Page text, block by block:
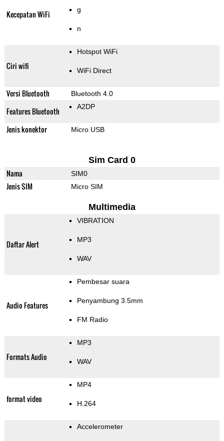
Kecepatan WiFi g
n
Ciri wifi
Hotspot WiFi
WiFi Direct
Versi Bluetooth Bluetooth 4.0
Features Bluetooth A2DP
Jenis konektor Micro USB
Sim Card 0
Nama SIM0
Jenis SIM Micro SIM
Multimedia
Daftar Alert
VIBRATION
MP3
WAV
Audio Features
Pembesar suara
Penyambung 3.5mm
FM Radio
Formats Audio
MP3
WAV
format video
MP4
H.264
Accelerometer